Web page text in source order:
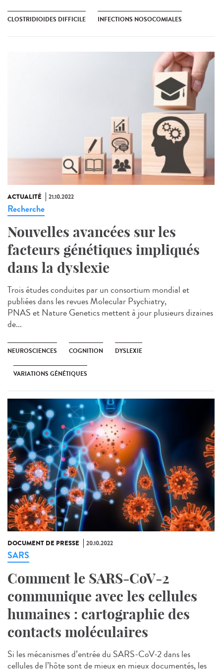
CLOSTRIDIOIDES DIFFICILE INFECTIONS NOSOCOMIALES
ACTUALITÉ 21.10.2022
Recherche
Nouvelles avancées sur les
facteurs génétiques impliqués
dans la dyslexie
Trois études conduites par un consortium mondial et
publiées dans les revues Molecular Psychiatry,
PNAS et Nature Genetics mettent à jour plusieurs dizaines
de...
NEUROSCIENCES COGNITION DYSLEXIE
VARIATIONS GÉNÉTIQUES
DOCUMENT DE PRESSE 20.10.2022
SARS
Comment le SARS-CoV-2
communique avec les cellules
humaines : cartographie des
contacts moléculaires
Si les mécanismes d’entrée du SARS-CoV-2 dans les
cellules de l’hôte sont de mieux en mieux documentés, les